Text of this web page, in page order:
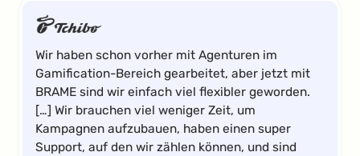
Wir haben schon vorher mit Agenturen im
Gamification-Bereich gearbeitet, aber jetzt mit
BRAME sind wir einfach viel flexibler geworden.
[…] Wir brauchen viel weniger Zeit, um
Kampagnen aufzubauen, haben einen super
Support, auf den wir zählen können, und sind